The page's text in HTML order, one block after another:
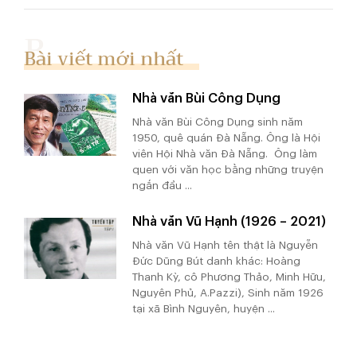
Bài viết mới nhất
Nhà văn Bùi Công Dụng
Nhà văn Bùi Công Dụng sinh năm
1950, quê quán Đà Nẵng. Ông là Hội
viên Hội Nhà văn Đà Nẵng. Ông làm
quen với văn học bằng những truyện
ngắn đầu ...
Nhà văn Vũ Hạnh (1926 – 2021)
Nhà văn Vũ Hạnh tên thật là Nguyễn
Đức Dũng Bút danh khác: Hoàng
Thanh Kỳ, cô Phương Thảo, Minh Hữu,
Nguyên Phủ, A.Pazzi), Sinh năm 1926
tại xã Bình Nguyên, huyện ...